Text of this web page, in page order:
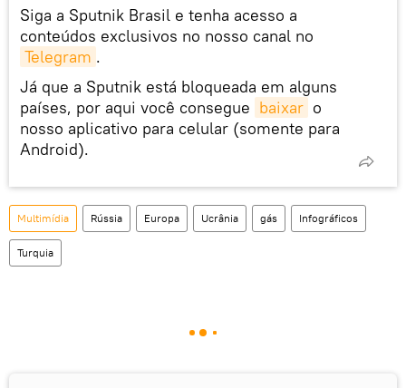
Siga a Sputnik Brasil e tenha acesso a
conteúdos exclusivos no nosso canal no
Telegram .
Já que a Sputnik está bloqueada em alguns
países, por aqui você consegue baixar o
nosso aplicativo para celular (somente para
Android).
Multimídia Rússia Europa Ucrânia gás Infográficos
Turquia